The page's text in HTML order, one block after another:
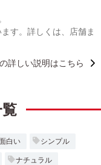
す。詳しくは、店舗ま
詳しい説明はこちら
白い シンプル
ナチュラル